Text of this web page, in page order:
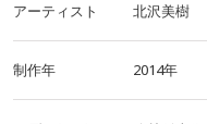
アーティスト 北沢美樹
制作年 2014年